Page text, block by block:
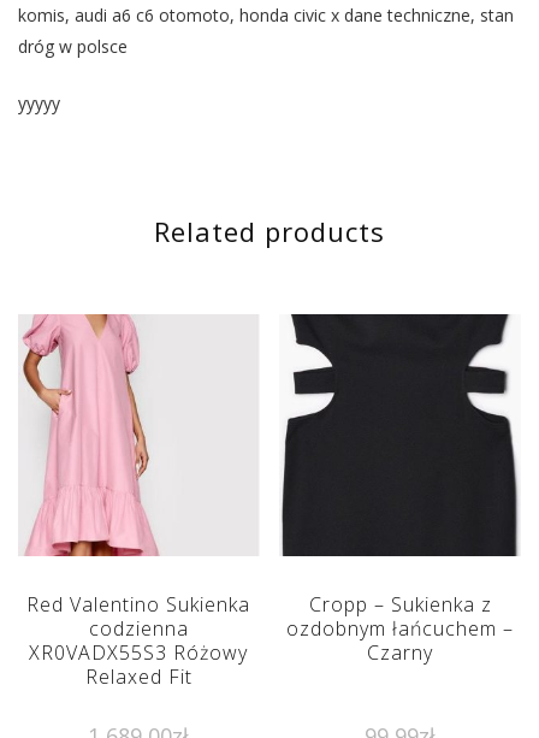
komis, audi a6 c6 otomoto, honda civic x dane techniczne, stan
dróg w polsce
yyyyy
Related products
Red Valentino Sukienka
codzienna
XR0VADX55S3 Różowy
Relaxed Fit
Cropp – Sukienka z
ozdobnym łańcuchem –
Czarny